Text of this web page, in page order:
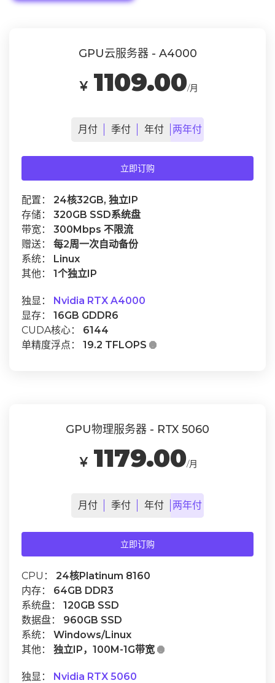
GPU云服务器 - A4000
￥ 1109.00/月
月 付 季付 年付 两年付
立即订购
配置： 24核32GB, 独立IP
存储： 320GB SSD系统盘
带宽： 300Mbps 不限流
赠送： 每2周一次自动备份
系统： Linux
其他： 1个独立IP
独显： Nvidia RTX A4000
显存： 16GB GDDR6
CUDA核心： 6144
单精度浮点： 19.2 TFLOPS 
GPU物理服务器 - RTX 5060
￥ 1179.00/月
月 付 季付 年付 两年付
立即订购
CPU： 24核Platinum 8160
内存： 64GB DDR3
系统盘： 120GB SSD
数据盘： 960GB SSD
系统： Windows/Linux
其他： 独立IP，100M-1G带宽 
独显： Nvidia RTX 5060